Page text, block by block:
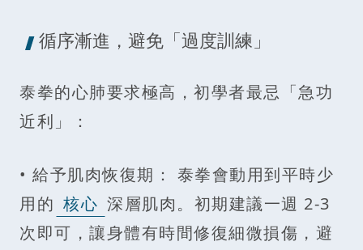
循序漸進，避免「過度訓練」
泰拳的心肺要求極高，初學者最忌「急功
近利」：
• 給予肌肉恢復期： 泰拳會動用到平時少
用的 核心 深層肌肉。初期建議一週 2-3
次即可，讓身體有時間修復細微損傷，避